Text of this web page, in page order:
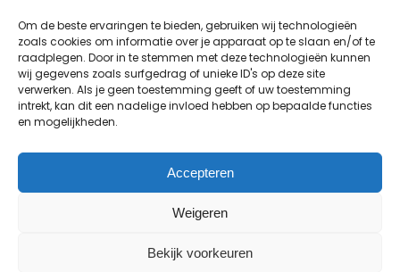
Om de beste ervaringen te bieden, gebruiken wij technologieën
zoals cookies om informatie over je apparaat op te slaan en/of te
raadplegen. Door in te stemmen met deze technologieën kunnen
wij gegevens zoals surfgedrag of unieke ID's op deze site
verwerken. Als je geen toestemming geeft of uw toestemming
intrekt, kan dit een nadelige invloed hebben op bepaalde functies
en mogelijkheden.
Accepteren
Weigeren
Bekijk voorkeuren